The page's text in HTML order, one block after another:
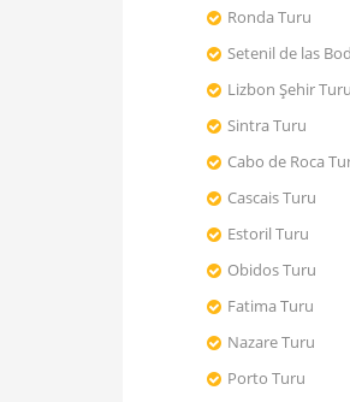
Ronda Turu
Setenil de las
Lizbon Şehir Turu
Sintra Turu
Cabo de Roca
Cascais Turu
Estoril Turu
Obidos Turu
Fatima Turu
Nazare Turu
Porto Turu